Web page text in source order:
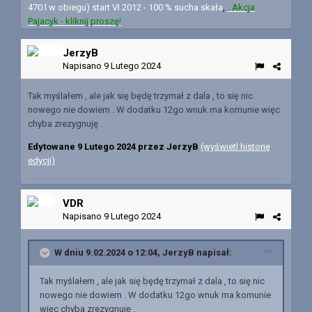
470 l w obiegu) start VI 2012 - 100 % sucha skała, . Akcja
Pajacyk - kliknij proszę!
JerzyB
Napisano 9 Lutego 2024
Tak myślałem , ale jak się będę trzymał z dala , to się nic
nowego nie dowiem . W dodatku 12go wnuk ma komunie więc
chyba zrezygnuję .
Edytowane 9 Lutego 2024 przez JerzyB (wyświetl historię
edycji)
VDR
Napisano 9 Lutego 2024
W dniu 9.02.2024 o 12:04, JerzyB napisał:
Tak myślałem , ale jak się będę trzymał z dala , to się nic
nowego nie dowiem . W dodatku 12go wnuk ma komunie
więc chyba zrezygnuję .